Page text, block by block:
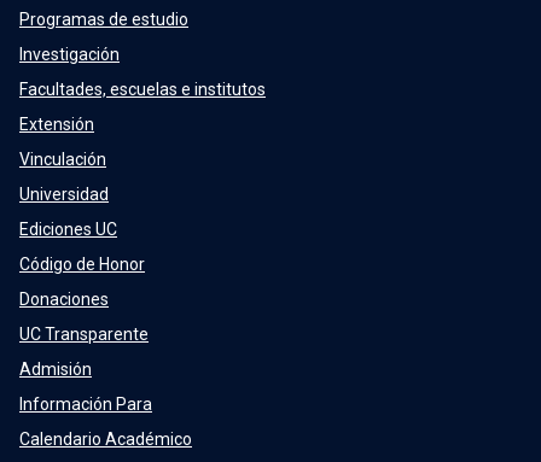
Programas de estudio
Investigación
Facultades, escuelas e institutos
Extensión
Vinculación
Universidad
Ediciones UC
Código de Honor
Donaciones
UC Transparente
Admisión
Información Para
Calendario Académico